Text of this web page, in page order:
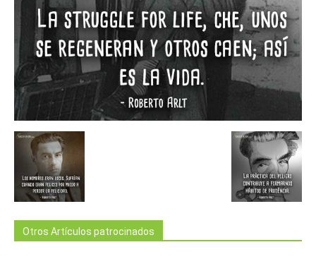
Otros Artículos patrocinados